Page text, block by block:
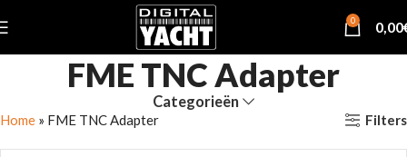
0 0,00
FME TNC Adapter
Categorieën
Home » FME TNC Adapter Filters